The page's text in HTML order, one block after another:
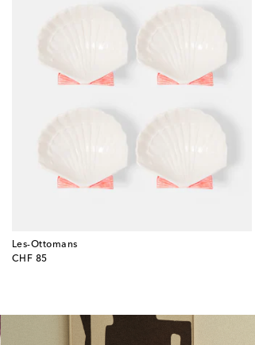
Les-Ottomans
CHF 85
original price